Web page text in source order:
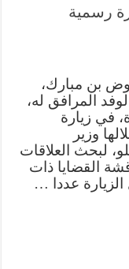
رسمية
بن مبارك،
المرافق له،
في زيارة
وزير
لبحث العلاقات
القضايا ذات
عددا …